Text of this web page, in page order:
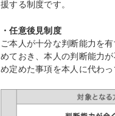
援する制度です。
・任意後見制度
ご本人が十分な判断能力を
めておき、本人の判断能力
め定めた事項を本人に代わっ